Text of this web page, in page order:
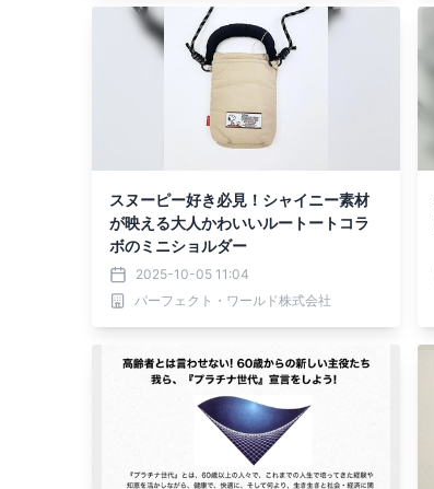
スヌーピー好き必見！シャイニー素材
が映える大人かわいいルートートコラ
ボのミニショルダー
2025-10-05 11:04
パーフェクト・ワールド株式会社